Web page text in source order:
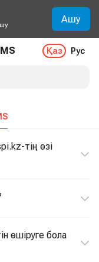
Ашу
Қаз Рус
тің өзі
өшіруге бола